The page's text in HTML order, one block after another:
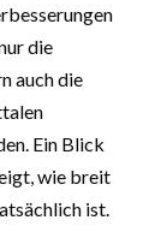
die
auch die
Ein Blick
wie breit
ist.